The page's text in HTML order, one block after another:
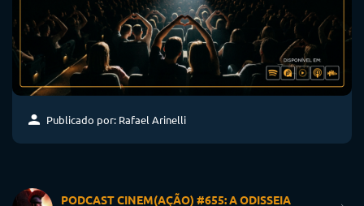
Publicado por: Rafael Arinelli
PODCAST CINEM(AÇÃO) #655: A ODISSEIA